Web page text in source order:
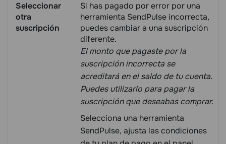
Seleccionar
otra
suscripción
Si has pagado por error por una
herramienta SendPulse incorrecta,
puedes cambiar a una suscripción
diferente.
El monto que pagaste por la
suscripción incorrecta se
acreditará en el saldo de tu cuenta.
Puedes utilizarlo para pagar la
suscripción que deseabas comprar.
Selecciona una herramienta
SendPulse, ajusta las condiciones